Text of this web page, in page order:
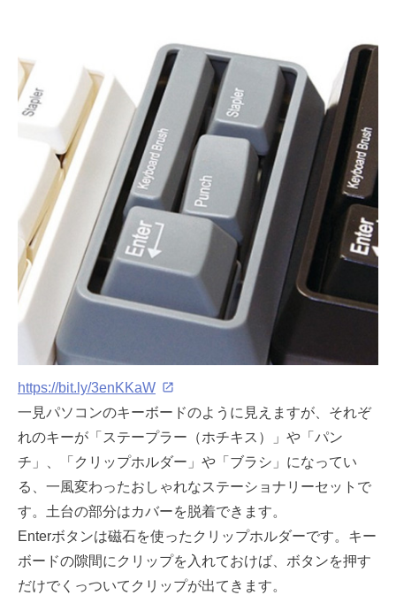
https://bit.ly/3enKKaW
一見パソコンのキーボードのように見えますが、それぞ
れのキーが「ステープラー（ホチキス）」や「パン
チ」、「クリップホルダー」や「ブラシ」になってい
る、一風変わったおしゃれなステーショナリーセットで
す。土台の部分はカバーを脱着できます。
Enterボタンは磁石を使ったクリップホルダーです。キー
ボードの隙間にクリップを入れておけば、ボタンを押す
だけでくっついてクリップが出てきます。